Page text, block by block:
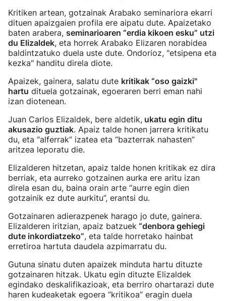
Kritiken artean, gotzainak Arabako seminariora ekarri
dituen apaizgaien profila ere aipatu dute. Apaizetako
baten arabera, seminarioaren “erdia kikoen esku” utzi
du Elizaldek, eta horrek Arabako Elizaren norabidea
baldintzatuko duela uste dute. Ondorioz, "etsipena eta
kezka" handitu direla diote.
Apaizek, gainera, salatu dute kritikak “oso gaizki"
hartu dituela gotzainak, egoeraren berri eman nahi
izan diotenean.
Juan Carlos Elizaldek, bere aldetik, ukatu egin ditu
akusazio guztiak. Apaiz talde honen jarrera kritikatu
du, eta “alferrak” izatea eta “bazterrak nahasten”
aritzea leporatu die.
Elizalderen hitzetan, apaiz talde honen kritikak ez dira
berriak, eta aurreko gotzainen aurka ere aritu izan
direla esan du, baina orain arte “aurre egin dien
gotzainik ez dute aurkitu”, erantsi du.
Gotzainaren adierazpenek harago jo dute, gainera.
Elizalderen iritzian, apaiz batzuek “denbora gehiegi
dute inkordiatzeko”, eta talde horretako hainbat
erretiroa hartuta daudela azpimarratu du.
Gutuna sinatu duten apaizek minduta hartu dituzte
gotzainaren hitzak. Ukatu egin dituzte Elizaldek
egindako deskalifikazioak, eta berriro ohartarazi dute
haren kudeaketak egoera “kritikoa” eragin duela